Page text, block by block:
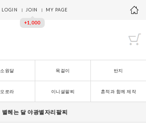
LOGIN JOIN
+1,000
MY PAGE
소원달 목걸이 반지
오로라 이니셜팔찌 흔적과 함께 제작
별헤는 달 야광별자리팔찌